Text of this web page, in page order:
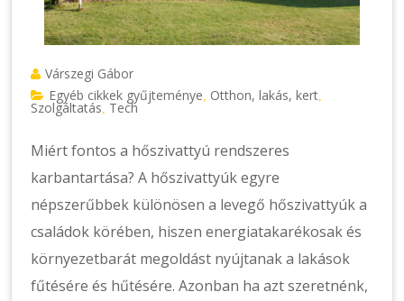
Várszegi Gábor
Egyéb cikkek gyűjteménye Otthon, lakás, kert
Szolgáltatás Tech
Miért fontos a hőszivattyú rendszeres
karbantartása? A hőszivattyúk egyre
népszerűbbek különösen a levegő hőszivattyúk a
családok körében, hiszen energiatakarékosak és
környezetbarát megoldást nyújtanak a lakások
fűtésére és hűtésére. Azonban ha azt szeretnénk,